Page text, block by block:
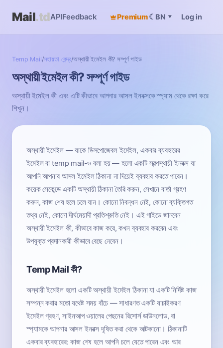
Mail.tdAPIFeedback Premium☾ BN ▾ Log in
Temp Mail/সহায়তা কেন্দ্র/অস্থায়ী ইমেইল কী? সম্পূর্ণ গাইড
অস্থায়ী ইমেইল কী? সম্পূর্ণ গাইড
অস্থায়ী ইমেইল কী এবং এটি কীভাবে আপনার আসল ইনবক্সকে স্প্যাম থেকে রক্ষা করে
শিখুন।
অস্থায়ী ইমেইল — যাকে ডিসপোজেবল ইমেইল, একবার ব্যবহারের
ইমেইল বা temp mail-ও বলা হয় — হলো একটি স্বল্পস্থায়ী ইনবক্স যা
আপনি আপনার আসল ইমেইল ঠিকানা না দিয়েই ব্যবহার করতে পারেন।
কয়েক সেকেন্ডে একটি অস্থায়ী ঠিকানা তৈরি করুন, সেখানে বার্তা গ্রহণ
করুন, কাজ শেষ হলে চলে যান। কোনো নিবন্ধন নেই, কোনো ব্যক্তিগত
তথ্য নেই, কোনো দীর্ঘমেয়াদী প্রতিশ্রুতি নেই। এই গাইডে জানবেন
অস্থায়ী ইমেইল কী, কীভাবে কাজ করে, কখন ব্যবহার করবেন এবং
উপযুক্ত প্রদানকারী কীভাবে বেছে নেবেন।
Temp Mail কী?
অস্থায়ী ইমেইল হলো একটি অস্থায়ী ইমেইল ঠিকানা যা একটি নির্দিষ্ট কাজ
সম্পন্ন করার মতো যথেষ্ট সময় বাঁচে — সাধারণত একটি যাচাইকরণ
ইমেইল গ্রহণ, সাইনআপ ওয়ালের পেছনের রিসোর্স ডাউনলোড, বা
স্প্যামকে আপনার আসল ইনবক্স দূষিত করা থেকে আটকানো। ঠিকানাটি
একবার ব্যবহারের: কাজ শেষ হলে আপনি চলে যেতে পারেন এবং আর